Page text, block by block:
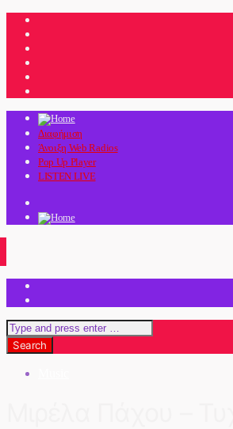
Διαφήμιση
Άνοιξη Web Radios
Pop Up Player
LISTEN LIVE